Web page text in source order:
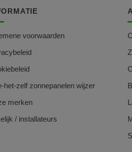
voorwaarden
het-zelf zonnepanelen wijzer
merken
/ installateurs